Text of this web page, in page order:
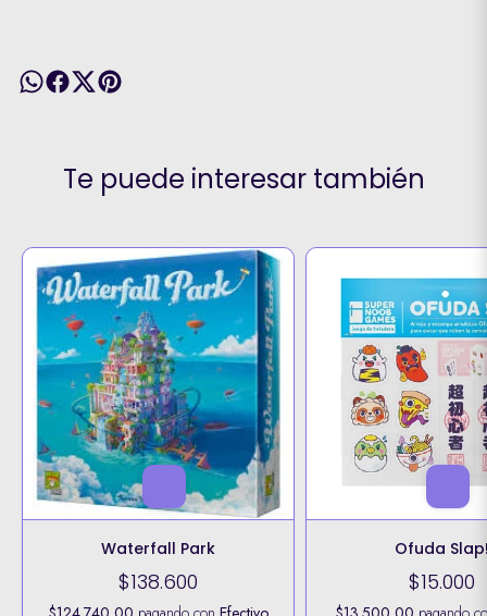
Te puede interesar también
Waterfall Park
$138.600
Ofuda
$15.000